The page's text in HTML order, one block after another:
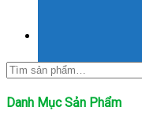
Tìm
kiếm:
Danh Mục Sản Phẩm